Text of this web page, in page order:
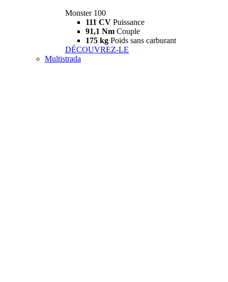
Monster 100
111 CV Puissance
91,1 Nm Couple
175 kg Poids sans carburant
DÉCOUVREZ-LE
Multistrada